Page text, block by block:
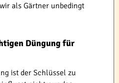
als Gärtner unbedingt
Düngung für
ist der Schlüssel zu